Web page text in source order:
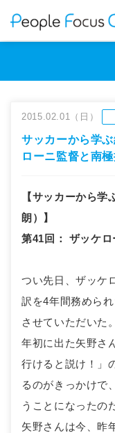
2015.02.01（日）
サッカーから学
ローニ監督と南
【サッカーから
朗）】
第41回 ： ザッケ
つい先日、ザッケ
訳を4年間務めら
させていただいた。
年初に出た矢野さ
行けると説け！」
るのがきっかけで
うことになったの
矢野さんは今、昨